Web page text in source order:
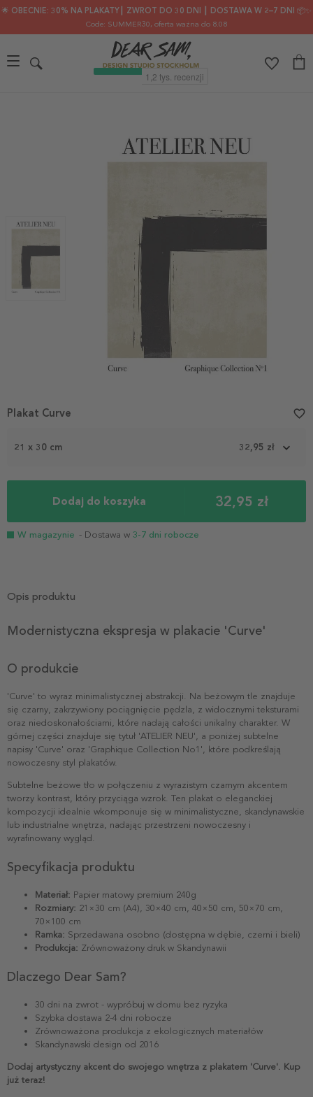
🌟 OBECNIE: 30% NA PLAKATY┃ ZWROT DO 30 DNI ┃ DOSTAWA W 2–7 DNI 📦✨
Code: SUMMER30, oferta ważna do 8.08
21 x 30 cm 32,95 zł
Dodaj do koszyka 32,95 zł
W magazynie - Dostawa w 3-7 dni robocze
Plakat Curve favorite_border
Opis produktu
Modernistyczna ekspresja w plakacie 'Curve'
O produkcie
'Curve' to wyraz minimalistycznej abstrakcji. Na beżowym tle znajduje
się czarny, zakrzywiony pociągnięcie pędzla, z widocznymi teksturami
oraz niedoskonałościami, które nadają całości unikalny charakter. W
górnej części znajduje się tytuł 'ATELIER NEU', a poniżej subtelne
napisy 'Curve' oraz 'Graphique Collection No1', które podkreślają
nowoczesny styl plakatów.
Subtelne beżowe tło w połączeniu z wyrazistym czarnym akcentem
tworzy kontrast, który przyciąga wzrok. Ten plakat o eleganckiej
kompozycji idealnie wkomponuje się w minimalistyczne, skandynawskie
lub industrialne wnętrza, nadając przestrzeni nowoczesny i
wyrafinowany wygląd.
Specyfikacja produktu
Materiał: Papier matowy premium 240g
Rozmiary: 21×30 cm (A4), 30×40 cm, 40×50 cm, 50×70 cm,
70×100 cm
Ramka: Sprzedawana osobno (dostępna w dębie, czerni i bieli)
Produkcja: Zrównoważony druk w Skandynawii
Dlaczego Dear Sam?
30 dni na zwrot - wypróbuj w domu bez ryzyka
Szybka dostawa 2-4 dni robocze
Zrównoważona produkcja z ekologicznych materiałów
Skandynawski design od 2016
Dodaj artystyczny akcent do swojego wnętrza z plakatem 'Curve'. Kup
już teraz!